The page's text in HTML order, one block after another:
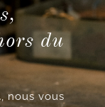
du
, nous vous